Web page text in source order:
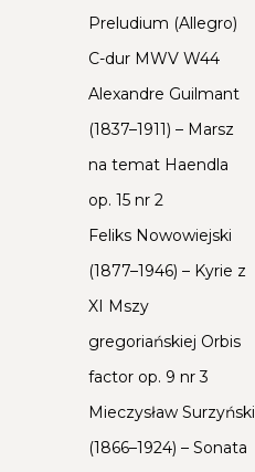
Preludium (Allegro)
C-dur MWV W44
Alexandre Guilmant
(1837–1911) – Marsz
na temat Haendla
op. 15 nr 2
Feliks Nowowiejski
(1877–1946) – Kyrie z
XI Mszy
gregoriańskiej Orbis
factor op. 9 nr 3
Mieczysław Surzyński
(1866–1924) – Sonata